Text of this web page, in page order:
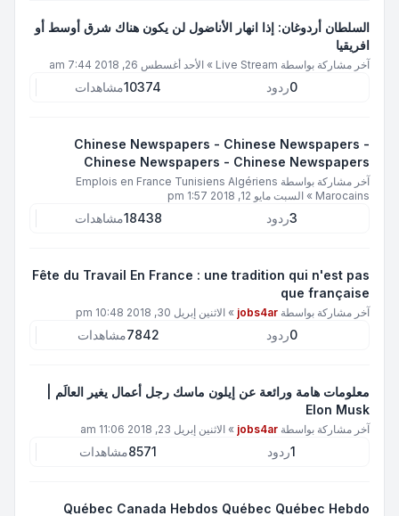
السلطان أردوغان: إذا انهار الأناضول لن يكون هناك شرق أوسط أو
افريقيا
آخر مشاركة بواسطة Live Stream
» الأحد أغسطس 26, 2018 7:44 am
0ردود 10374مشاهدات
Chinese Newspapers - Chinese Newspapers -
Chinese Newspapers - Chinese Newspapers
آخر مشاركة بواسطة Emplois en France Tunisiens Algériens
Marocains
» السبت مايو 12, 2018 1:57 pm
3ردود 18438مشاهدات
Fête du Travail En France : une tradition qui n'est pas
que française
آخر مشاركة بواسطة jobs4ar
» الاثنين إبريل 30, 2018 10:48 pm
0ردود 7842مشاهدات
معلومات هامة ورائعة عن إيلون ماسك رجل أعمال يغير العالَم |
Elon Musk
آخر مشاركة بواسطة jobs4ar
» الاثنين إبريل 23, 2018 11:06 am
1ردود 8571مشاهدات
Québec Canada Hebdos Québec Québec Hebdo